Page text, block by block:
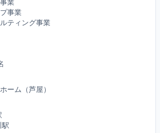
業
事業
ティング事業
ーム（芦屋）
駅